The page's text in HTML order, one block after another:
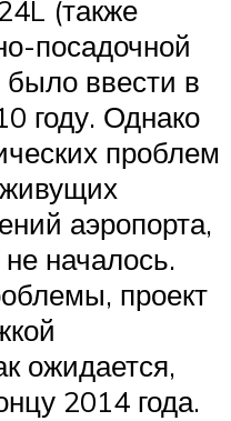
(также
посадочной
ввести в
году. Однако
проблем
аэропорта,
началось.
проект
ожидается,
2014 года.